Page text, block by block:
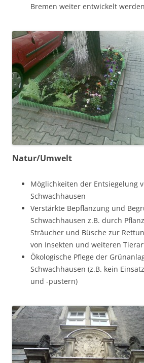
Bremen weiter entwickelt werden
Natur/Umwelt
Möglichkeiten der Entsiegelung
Schwachhausen
Verstärkte Bepflanzung und
Schwachhausen z.B. durch
Sträucher und Büsche zur
von Insekten und weiteren
Ökologische Pflege der
Schwachhausen (z.B. kein
und -pustern)